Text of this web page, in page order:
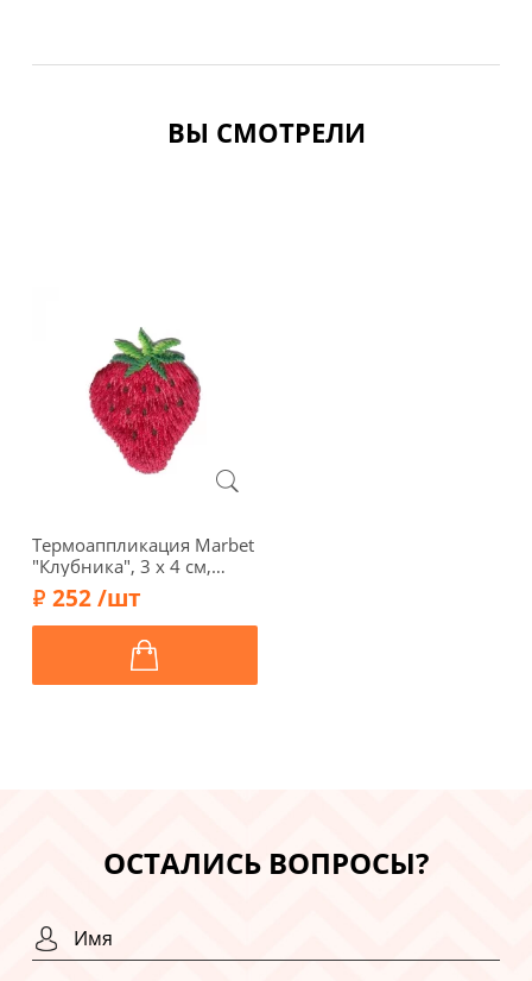
ВЫ СМОТРЕЛИ
Термоаппликация Marbet
"Клубника", 3 х 4 см,
565070.D
252 /шт
ОСТАЛИСЬ ВОПРОСЫ?